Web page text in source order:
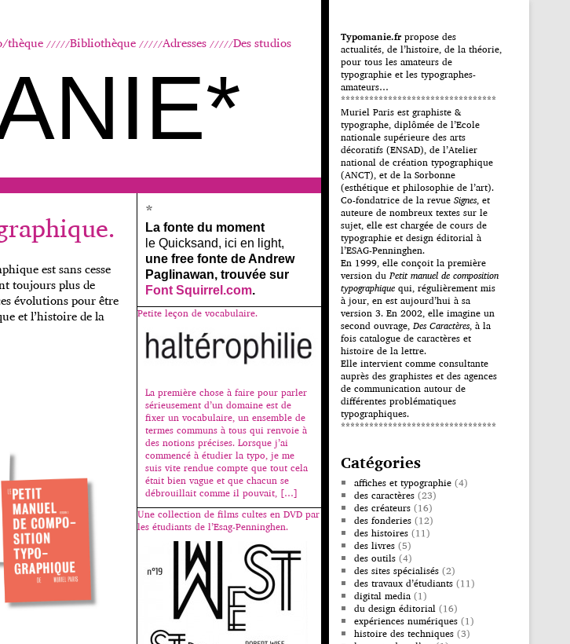
thèque Bibliothèque Adresses Des studios
est sans cesse
toujours plus de
évolutions pour être
et l’histoire de la
*
La fonte du moment
le Quicksand, ici en light,
une free fonte de Andrew
Paglinawan, trouvée sur
Font Squirrel.com.
Petite leçon de vocabulaire.
La première chose à faire pour parler
sérieusement d’un domaine est de
fixer un vocabulaire, un ensemble de
termes communs à tous qui renvoie à
des notions précises. Lorsque j’ai
commencé à étudier la typo, je me
suis vite rendue compte que tout cela
était bien vague et que chacun se
débrouillait comme il pouvait, […]
Une collection de films cultes en DVD par
les étudiants de l’Esag-Penninghen.
Typomanie.fr propose des
actualités, de l’histoire, de la théorie,
pour tous les amateurs de
typographie et les typographes-
amateurs…
*********************************
Muriel Paris est graphiste &
typographe, diplômée de l’Ecole
nationale supérieure des arts
décoratifs (ENSAD), de l’Atelier
national de création typographique
(ANCT), et de la Sorbonne
(esthétique et philosophie de l’art).
Co-fondatrice de la revue Signes, et
auteure de nombreux textes sur le
sujet, elle est chargée de cours de
typographie et design éditorial à
l’ESAG-Penninghen.
En 1999, elle conçoit la première
version duPetit manuel de composition
typographique qui, régulièrement mis
à jour, en est aujourd’hui à sa
version 3. En 2002, elle imagine un
second ouvrage, Des Caractères, à la
fois catalogue de caractères et
histoire de la lettre.
Elle intervient comme consultante
auprès des graphistes et des agences
de communication autour de
différentes problématiques
typographiques.
*********************************
Catégories
affiches et typographie (4)
des caractères (23)
des créateurs (16)
des fonderies (12)
des histoires (11)
des livres (5)
des outils (4)
des sites spécialisés (2)
des travaux d’étudiants (11)
digital media (1)
du design éditorial (16)
expériences numériques (1)
histoire des techniques (3)